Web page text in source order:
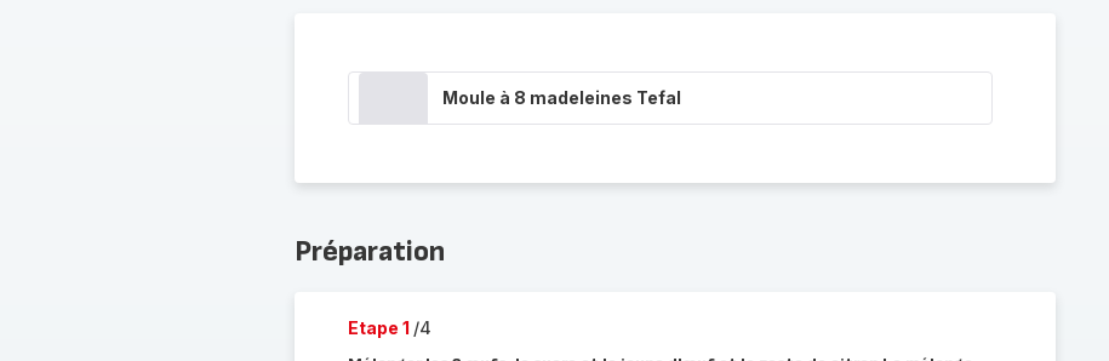
Moule à 8 madeleines Tefal
Préparation
Etape 1 /4